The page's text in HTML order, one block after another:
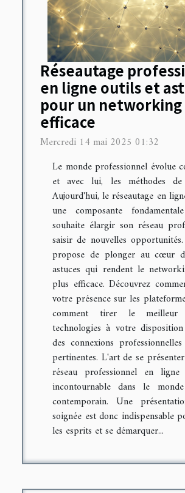
Réseautage
en ligne outils et
pour un networking
efficace
Mercredi 14 mai 2025 01:32
Le monde professionnel évolue
et avec lui, les méthodes de
Aujourd'hui, le réseautage en
une composante
souhaite élargir son réseau
saisir de nouvelles
propose de plonger au cœur
astuces qui rendent le
plus efficace. Découvrez
votre présence sur les
comment tirer le
technologies à votre
des connexions
pertinentes. L'art de se
réseau professionnel en
incontournable dans le
contemporain. Une
soignée est donc indispensable
les esprits et se démarquer...